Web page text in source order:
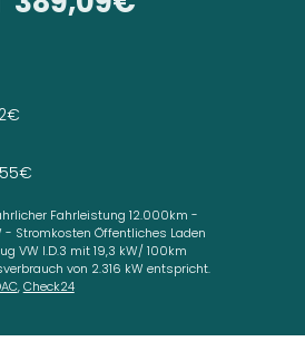
Fahrleistung 12.000km -
Stromkosten Öffentliches Laden
VW I.D.3 mit 19,3 kW/ 100km
von 2.316 kW entspricht.
,Check24